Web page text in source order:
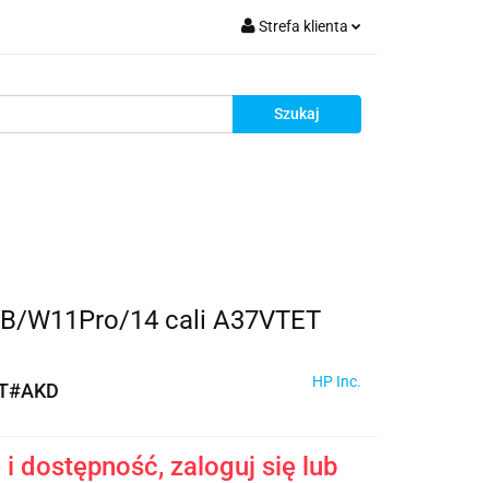
Strefa klienta
Zarejestruj się
W11Pro/14 cali A37VTET
HP Inc.
i dostępność, zaloguj się lub